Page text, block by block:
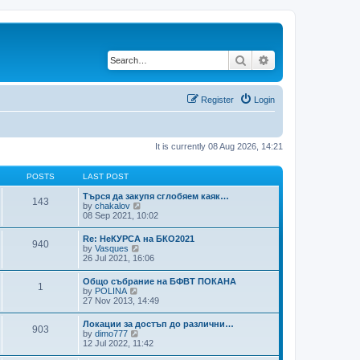
Search
Login
Register
It is currently 08 Aug 2026, 14:21
POSTS LAST POST
143
Търся да закупя сглобяем каяк…
by chakalov
i
t
h
e
l
a
e
s
t
p
o
s
08 Sep 2021, 10:02
940
Re: НеКУРСА на БКО2021
by Vasques
i
t
h
e
l
a
e
s
26 Jul 2021, 16:06
1
Общо събрание на БФВТ ПОКАНА
by POLINA
i
t
h
e
l
27 Nov 2013, 14:49
903
Локации за достъп до различни…
by dimo777
i
12 Jul 2022, 11:42